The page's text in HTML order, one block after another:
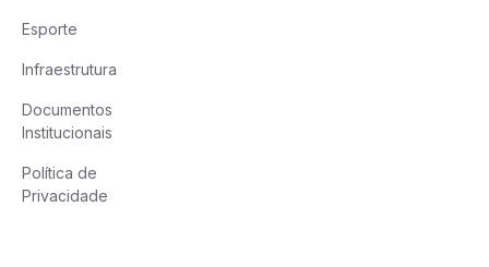
Esporte
Infraestrutura
Documentos
Institucionais
Política de
Privacidade